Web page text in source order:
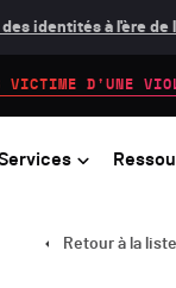
identités à l'ère de
VICTIME D'UNE
Retour à la